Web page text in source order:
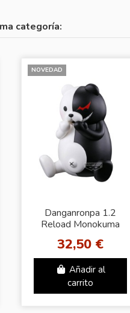
categoría:
NOVEDAD
Danganronpa 1.2
Reload Monokuma
32,50 €
Añadir al
carrito